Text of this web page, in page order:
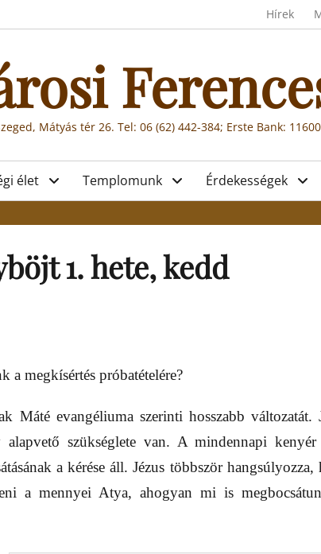
Hírek
Mátyás tér 26. Tel: 06 (62) 442-384; Erste Bank:
élet Templomunk Érdekességek
1. hete, kedd
a megkísértés próbatételére?
Máté evangéliuma szerinti hosszabb változatát.
alapvető szükséglete van. A mindennapi kenyér
a kérése áll. Jézus többször hangsúlyozza,
a mennyei Atya, ahogyan mi is